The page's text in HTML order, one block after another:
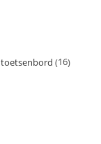
toetsenbord 16